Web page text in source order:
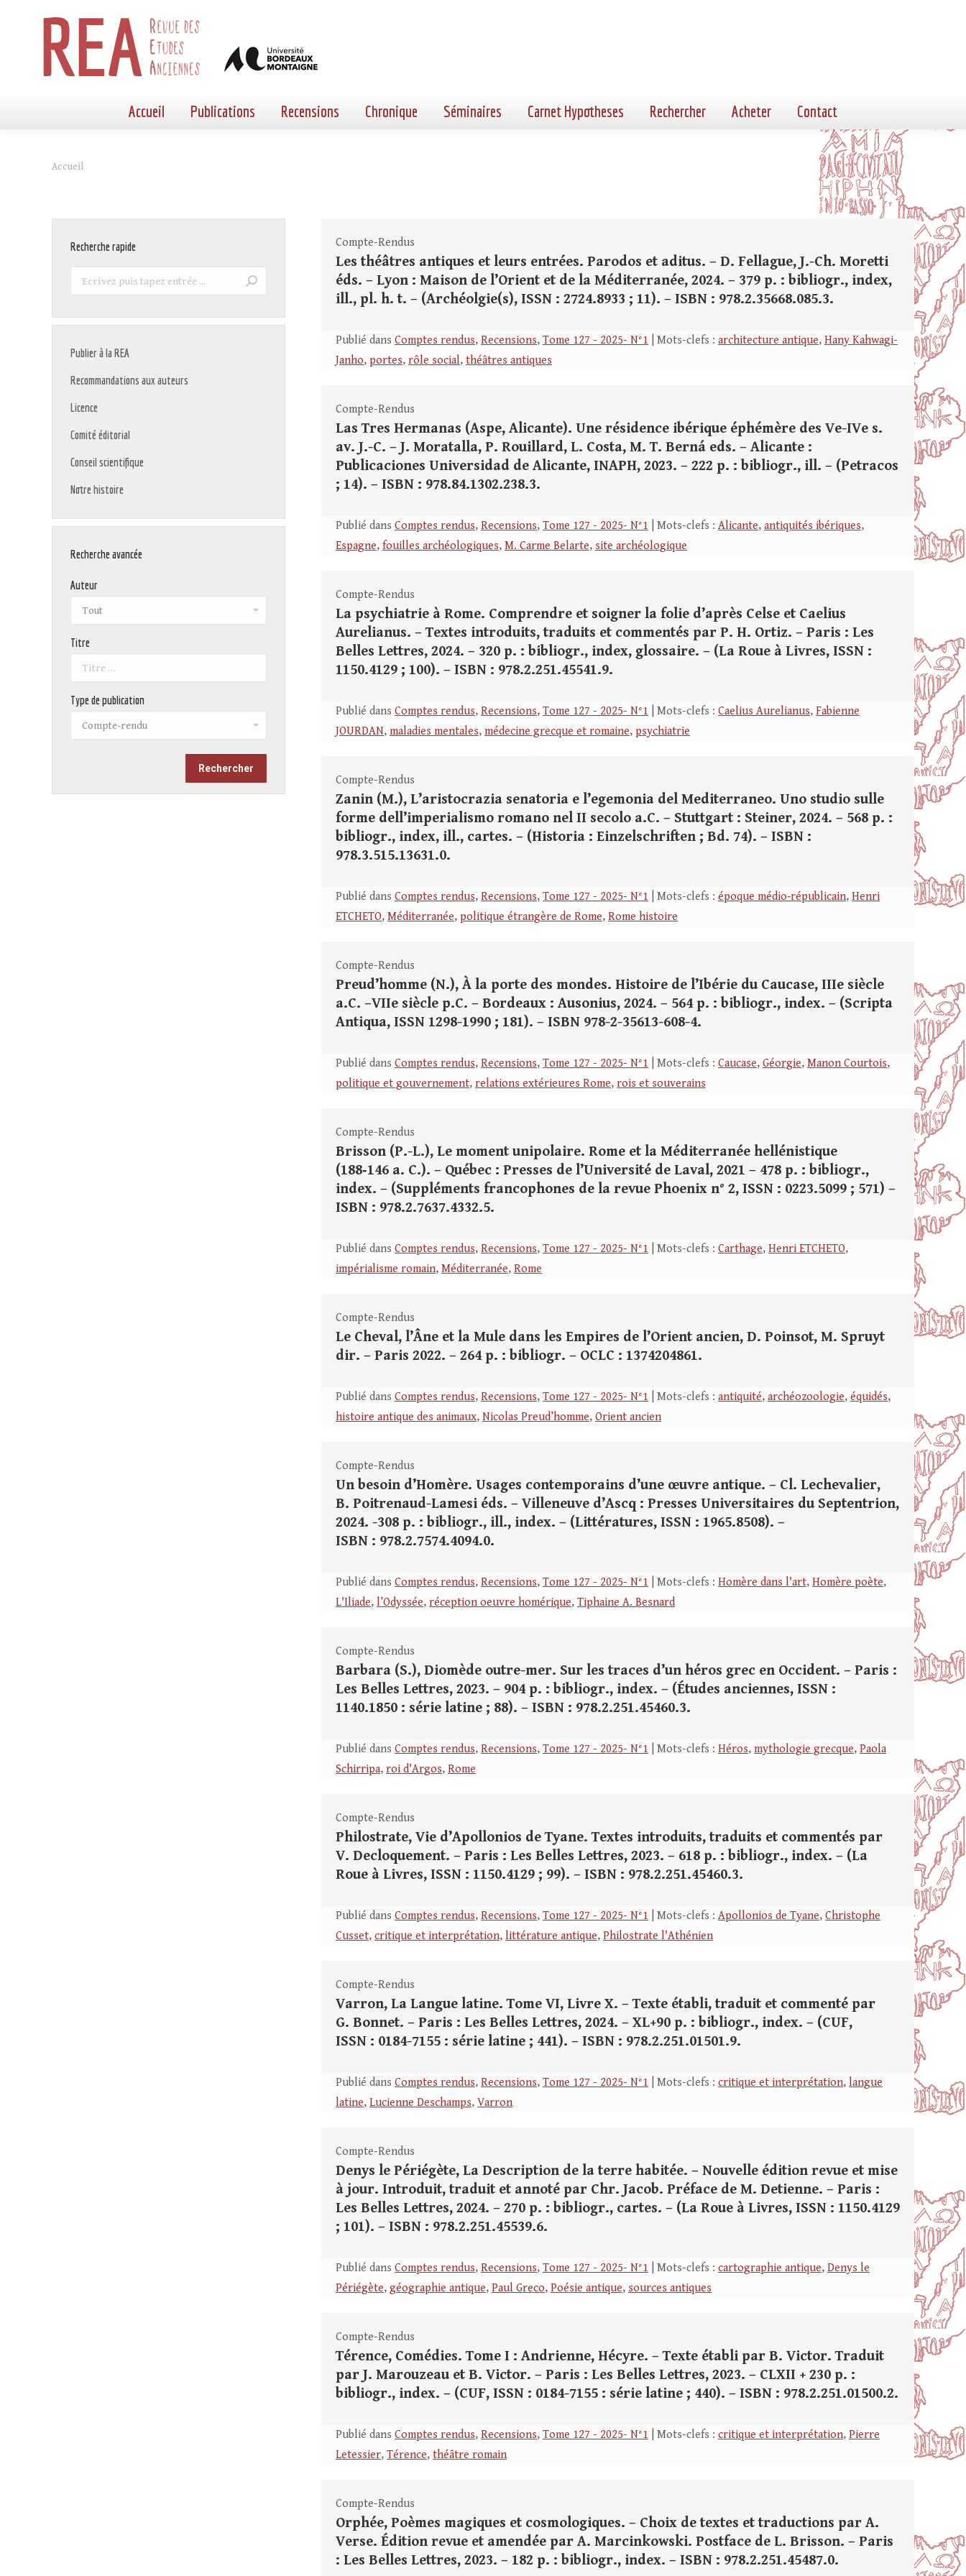
Accueil Publications Recensions Chronique Séminaires Carnet Hypotheses Rechercher Acheter Contact
Vous êtes ici :
Accueil
Compte-Rendus
Les théâtres antiques et leurs entrées. Parodos et aditus. – D. Fellague, J.-Ch. Moretti
éds. – Lyon : Maison de l’Orient et de la Méditerranée, 2024. – 379 p. : bibliogr., index,
ill., pl. h. t. – (Archéolgie(s), ISSN : 2724.8933 ; 11). – ISBN : 978.2.35668.085.3.
Publié dans Comptes rendus, Recensions, Tome 127 - 2025- N°1 | Mots-clefs : architecture antique, Hany Kahwagi-
Janho, portes, rôle social, théâtres antiques
Compte-Rendus
Las Tres Hermanas (Aspe, Alicante). Une résidence ibérique éphémère des Ve-IVe s.
av. J.-C. – J. Moratalla, P. Rouillard, L. Costa, M. T. Berná eds. – Alicante :
Publicaciones Universidad de Alicante, INAPH, 2023. – 222 p. : bibliogr., ill. – (Petracos
; 14). – ISBN : 978.84.1302.238.3.
Publié dans Comptes rendus, Recensions, Tome 127 - 2025- N°1 | Mots-clefs : Alicante, antiquités ibériques,
Espagne, fouilles archéologiques, M. Carme Belarte, site archéologique
Compte-Rendus
La psychiatrie à Rome. Comprendre et soigner la folie d’après Celse et Caelius
Aurelianus. – Textes introduits, traduits et commentés par P. H. Ortiz. – Paris : Les
Belles Lettres, 2024. – 320 p. : bibliogr., index, glossaire. – (La Roue à Livres, ISSN :
1150.4129 ; 100). – ISBN : 978.2.251.45541.9.
Publié dans Comptes rendus, Recensions, Tome 127 - 2025- N°1 | Mots-clefs : Caelius Aurelianus, Fabienne
JOURDAN, maladies mentales, médecine grecque et romaine, psychiatrie
Compte-Rendus
Zanin (M.), L’aristocrazia senatoria e l’egemonia del Mediterraneo. Uno studio sulle
forme dell’imperialismo romano nel II secolo a.C. – Stuttgart : Steiner, 2024. – 568 p. :
bibliogr., index, ill., cartes. – (Historia : Einzelschriften ; Bd. 74). – ISBN :
978.3.515.13631.0.
Publié dans Comptes rendus, Recensions, Tome 127 - 2025- N°1 | Mots-clefs : époque médio‑républicain, Henri
ETCHETO, Méditerranée, politique étrangère de Rome, Rome histoire
Compte-Rendus
Preud’homme (N.), À la porte des mondes. Histoire de l’Ibérie du Caucase, IIIe siècle
a.C. –VIIe siècle p.C. – Bordeaux : Ausonius, 2024. – 564 p. : bibliogr., index. – (Scripta
Antiqua, ISSN 1298-1990 ; 181). – ISBN 978-2-35613-608-4.
Publié dans Comptes rendus, Recensions, Tome 127 - 2025- N°1 | Mots-clefs : Caucase, Géorgie, Manon Courtois,
politique et gouvernement, relations extérieures Rome, rois et souverains
Compte-Rendus
Brisson (P.-L.), Le moment unipolaire. Rome et la Méditerranée hellénistique
(188‑146 a. C.). – Québec : Presses de l’Université de Laval, 2021 – 478 p. : bibliogr.,
index. – (Suppléments francophones de la revue Phoenix n° 2, ISSN : 0223.5099 ; 571) –
ISBN : 978.2.7637.4332.5.
Publié dans Comptes rendus, Recensions, Tome 127 - 2025- N°1 | Mots-clefs : Carthage, Henri ETCHETO,
impérialisme romain, Méditerranée, Rome
Compte-Rendus
Le Cheval, l’Âne et la Mule dans les Empires de l’Orient ancien, D. Poinsot, M. Spruyt
dir. – Paris 2022. – 264 p. : bibliogr. – OCLC : 1374204861.
Publié dans Comptes rendus, Recensions, Tome 127 - 2025- N°1 | Mots-clefs : antiquité, archéozoologie, équidés,
histoire antique des animaux, Nicolas Preud’homme, Orient ancien
Compte-Rendus
Un besoin d’Homère. Usages contemporains d’une œuvre antique. – Cl. Lechevalier,
B. Poitrenaud-Lamesi éds. – Villeneuve d’Ascq : Presses Universitaires du Septentrion,
2024. -308 p. : bibliogr., ill., index. – (Littératures, ISSN : 1965.8508). –
ISBN : 978.2.7574.4094.0.
Publié dans Comptes rendus, Recensions, Tome 127 - 2025- N°1 | Mots-clefs : Homère dans l'art, Homère poète,
L'Iliade, l’Odyssée, réception oeuvre homérique, Tiphaine A. Besnard
Compte-Rendus
Barbara (S.), Diomède outre-mer. Sur les traces d’un héros grec en Occident. – Paris :
Les Belles Lettres, 2023. – 904 p. : bibliogr., index. – (Études anciennes, ISSN :
1140.1850 : série latine ; 88). – ISBN : 978.2.251.45460.3.
Publié dans Comptes rendus, Recensions, Tome 127 - 2025- N°1 | Mots-clefs : Héros, mythologie grecque, Paola
Schirripa, roi d'Argos, Rome
Compte-Rendus
Philostrate, Vie d’Apollonios de Tyane. Textes introduits, traduits et commentés par
V. Decloquement. – Paris : Les Belles Lettres, 2023. – 618 p. : bibliogr., index. – (La
Roue à Livres, ISSN : 1150.4129 ; 99). – ISBN : 978.2.251.45460.3.
Publié dans Comptes rendus, Recensions, Tome 127 - 2025- N°1 | Mots-clefs : Apollonios de Tyane, Christophe
Cusset, critique et interprétation, littérature antique, Philostrate l'Athénien
Compte-Rendus
Varron, La Langue latine. Tome VI, Livre X. – Texte établi, traduit et commenté par
G. Bonnet. – Paris : Les Belles Lettres, 2024. – XL+90 p. : bibliogr., index. – (CUF,
ISSN : 0184-7155 : série latine ; 441). – ISBN : 978.2.251.01501.9.
Publié dans Comptes rendus, Recensions, Tome 127 - 2025- N°1 | Mots-clefs : critique et interprétation, langue
latine, Lucienne Deschamps, Varron
Compte-Rendus
Denys le Périégète, La Description de la terre habitée. – Nouvelle édition revue et mise
à jour. Introduit, traduit et annoté par Chr. Jacob. Préface de M. Detienne. – Paris :
Les Belles Lettres, 2024. – 270 p. : bibliogr., cartes. – (La Roue à Livres, ISSN : 1150.4129
; 101). – ISBN : 978.2.251.45539.6.
Publié dans Comptes rendus, Recensions, Tome 127 - 2025- N°1 | Mots-clefs : cartographie antique, Denys le
Périégète, géographie antique, Paul Greco, Poésie antique, sources antiques
Compte-Rendus
Térence, Comédies. Tome I : Andrienne, Hécyre. – Texte établi par B. Victor. Traduit
par J. Marouzeau et B. Victor. – Paris : Les Belles Lettres, 2023. – CLXII + 230 p. :
bibliogr., index. – (CUF, ISSN : 0184-7155 : série latine ; 440). – ISBN : 978.2.251.01500.2.
Publié dans Comptes rendus, Recensions, Tome 127 - 2025- N°1 | Mots-clefs : critique et interprétation, Pierre
Letessier, Térence, théâtre romain
Compte-Rendus
Orphée, Poèmes magiques et cosmologiques. – Choix de textes et traductions par A.
Verse. Édition revue et amendée par A. Marcinkowski. Postface de L. Brisson. – Paris
: Les Belles Lettres, 2023. – 182 p. : bibliogr., index. – ISBN : 978.2.251.45487.0.
Recherche rapide
Recherche
Publier à la REA
Recommandations aux auteurs
Licence
Comité éditorial
Conseil scientifique
Notre histoire
Recherche avancée
Auteur
Titre
Type de publication